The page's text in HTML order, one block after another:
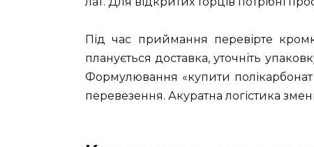
Під час приймання перевірте
планується доставка, уточніть
Формулювання «купити
перевезення. Акуратна логістика